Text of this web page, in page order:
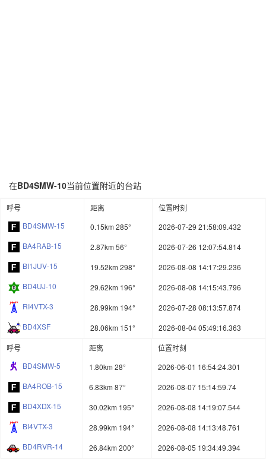
在BD4SMW-10当前位置附近的台站
呼号 距离
位置时刻
BD4SMW-15
0.15km 285°
2026-07-29 21:58:09.432
BA4RAB-15
2.87km 56°
2026-07-26 12:07:54.814
BI1JUV-15
19.52km 298°
2026-08-08 14:17:29.236
BD4UJ-10
29.62km 196°
2026-08-08 14:15:43.796
RI4VTX-3
28.99km 194°
2026-07-28 08:13:57.874
BD4XSF
28.06km 151°
2026-08-04 05:49:16.363
呼号
距离
位置时刻
BD4SMW-5
1.80km 28°
2026-06-01 16:54:24.301
BA4ROB-15
6.83km 87°
2026-08-07 15:14:59.74
BD4XDX-15
30.02km 195°
2026-08-08 14:19:07.544
BI4VTX-3
28.99km 194°
2026-08-08 14:13:48.761
BD4RVR-14
26.84km 200° 2026-08-05 19:34:49.394